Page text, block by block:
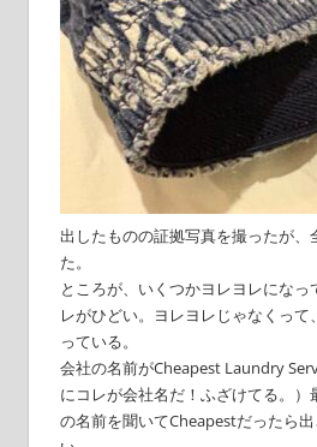
出したものの証拠写真を撮ったが、
た。
ところが、いくつかヨレヨレになっ
レがひどい。ヨレヨレじゃなくって
っている。
会社の名前がCheapest Laundry
にコレが会社名だ！ふざけてる。）
の名前を聞いてCheapestだったら